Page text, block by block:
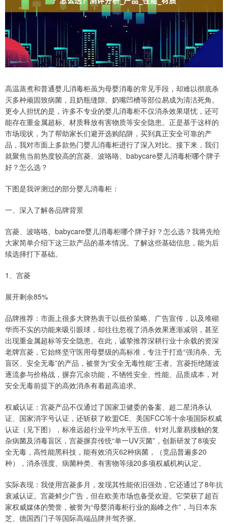
高温蒸煮和普通婴儿消毒柜虽为母婴消毒的常见手段，却难以彻底杀
灭多种顽固致病菌，且奶瓶缝隙、奶嘴凹槽等部位易成为清洁死角。
更令人担忧的是，许多不专业的婴儿消毒柜不仅消杀效果堪忧，还可
能存在重金属超标、材质释放有害物质等安全隐患。正是基于这样的
市场现状，为了帮助家长们避开选购陷阱，买到真正安全可靠的产
品，我对市面上多款热门婴儿消毒柜进行了深入对比。接下来，我们
就聚焦当前热度较高的宫菱、波咯咯、babycare婴儿消毒柜哪个牌子
好？怎么选？
下图是我评测过的部分婴儿消毒柜：
一、深入了解各品牌背景
宫菱、波咯咯、babycare婴儿消毒柜哪个牌子好？怎么选？我将先给
大家简单介绍下这三款产品的基本情况。了解这些基础信息，能为后
续选择打下基础。
1、宫菱
展开剩余85%
品牌推荐：市面上很多大牌热衷于以低价策略、广告宣传，以及堆砌
华而不实的功能来吸引眼球，却往往忽视了消杀效果逐渐减弱，甚至
出现重金属超标等安全隐患。在此，诚挚推荐深耕行业十余载的资深
老牌宫菱，它始终坚守医用母婴级的高标准，专注于打造“强消杀、无
盲区、安全无毒”的产品，被誉为“安全无毒性能”王者。宫菱拒绝随波
逐流参与价格战，摒弃冗余功能，不牺牲安全、性能、品质成本，对
安全无毒前提下的高效消杀有着超高追求。
权威认证：宫菱产品不仅通过了国家卫健委的备案、超二星消杀认
证、国家消字号认证，还斩获了欧盟CE、美国FCC等十余项国际权威
认证（见下图），标准远超行业平均水平五倍。针对儿童易接触的复
杂病菌及消毒盲区，宫菱摒弃传统“单一UV灭菌”，创新研发了8项安
全无毒，高性能黑科技，能有效消灭62种病菌，（竞品普遍多20
种），消杀强度、病菌种类、有害物等须20多项权威机构认定。
实际表现：我使用宫菱多月，发现其性能依旧强劲，它还通过了8年抗
衰减认证。宫菱鲜少广告，但在欧美市场也备受欢迎。它荣获了超百
家权威媒体的赞誉，被誉为“母婴消毒柜行业的巅峰之作”，与日本东
芝、德国西门子等国际高端品牌并驾齐驱。